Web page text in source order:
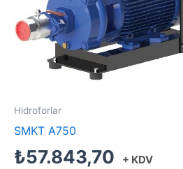
Hidroforlar
SMKT A750
₺57.843,70 + KDV